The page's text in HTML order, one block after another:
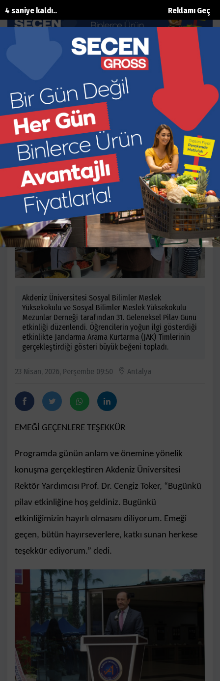
Reklamı Geç
3 saniye kaldı..
SBMYO’da 31. Geleneksel Pilav Günü
düzenlendi
Ana Sayfa Eğitim
Akdeniz Üniversitesi Sosyal Bilimler Meslek
Yüksekokulu ve Sosyal Bilimler Meslek Yüksekokulu
Mezunlar Derneği tarafından 31. Geleneksel Pilav Günü
etkinliği düzenlendi. Öğrencilerin yoğun ilgi gösterdiği
etkinlikte Jandarma Arama Kurtarma (JAK) Timlerinin
gerçekleştirdiği gösteri büyük beğeni topladı.
23 Nisan, 2026, Perşembe 09:50 Antalya
EMEĞİ GEÇENLERE TEŞEKKÜR
Programda günün anlam ve önemine yönelik
konuşma gerçekleştiren Akdeniz Üniversitesi
Rektör Yardımcısı Prof. Dr. Cengiz Toker, “Bugünkü
pilav etkinliğine hoş geldiniz. Bugünkü
etkinliğimizin hayırlı olmasını diliyorum. Emeği
geçen, bütün hayırseverlere, katkı sunan herkese
teşekkür ediyorum.” dedi.